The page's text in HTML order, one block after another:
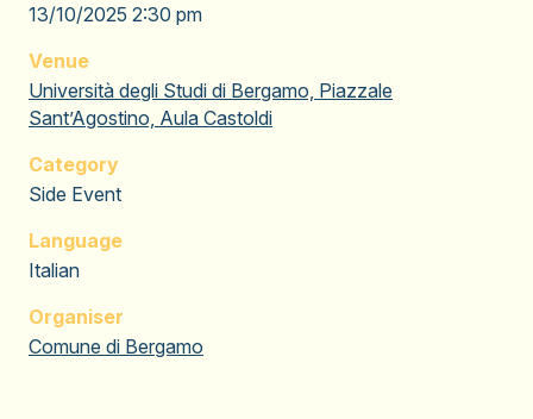
13/10/2025 2:30 pm
Venue
Università degli Studi di Bergamo, Piazzale
Sant’Agostino, Aula Castoldi
Category
Side Event
Language
Italian
Organiser
Comune di Bergamo